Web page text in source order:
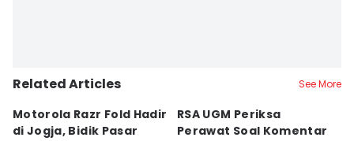
Related Articles See More
Motorola Razr Fold Hadir
di Jogja, Bidik Pasar
RSA UGM Periksa
Perawat Soal Komentar